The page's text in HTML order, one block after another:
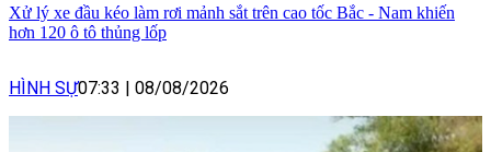
Xử lý xe đầu kéo làm rơi mảnh sắt trên cao tốc Bắc - Nam khiến
hơn 120 ô tô thủng lốp
HÌNH SỰ07:33 | 08/08/2026